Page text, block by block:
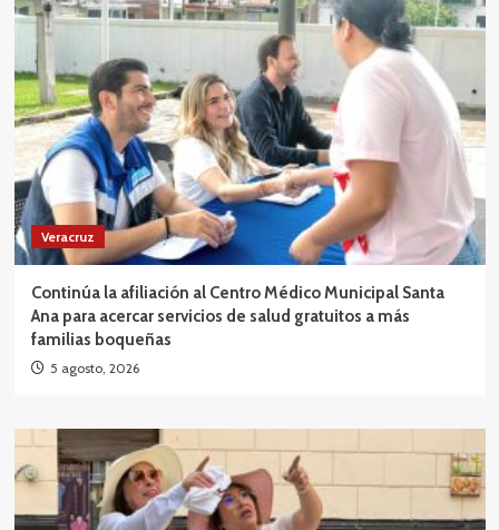
Veracruz
Continúa la afiliación al Centro Médico Municipal Santa
Ana para acercar servicios de salud gratuitos a más
familias boqueñas
5 agosto, 2026